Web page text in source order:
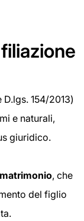
154/2013)
e naturali,
giuridico.
, che
del figlio